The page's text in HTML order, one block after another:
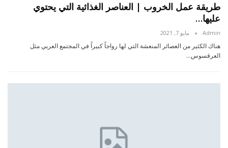
طريقة عمل الخروب | العناصر الغذائية التي يحتوي
عليها…
Admin مايو 7, 2021
هناك الكثير من العصائر المنعشة التي لها رواجاً كبيراً في المجتمع العربي مثل
العرقسوس…